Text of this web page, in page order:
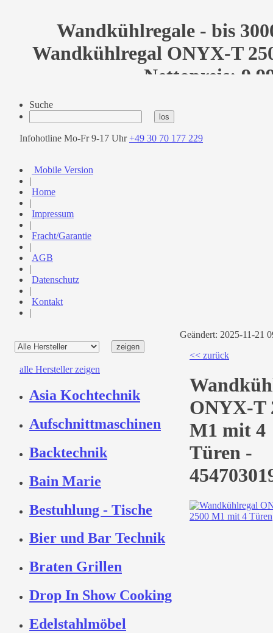
Wandkühlregale - bis
Wandkühlregal ONYX-T
Nettopreis:
Suche
Infohotline Mo-Fr 9-17 Uhr+49 30 70 177 229
Mobile Version
|
Home
|
Impressum
|
Fracht/Garantie
|
AGB
|
Datenschutz
|
Kontakt
|
alle Hersteller zeigen
Asia Kochtechnik
Aufschnittmaschinen
Backtechnik
Bain Marie
Bestuhlung - Tische
Bier und Bar Technik
Braten Grillen
Drop In Show Cooking
Edelstahlmöbel
Geändert: 2025-11-21
<< zurück
ONYX-T
M1 mit 4
Türen -